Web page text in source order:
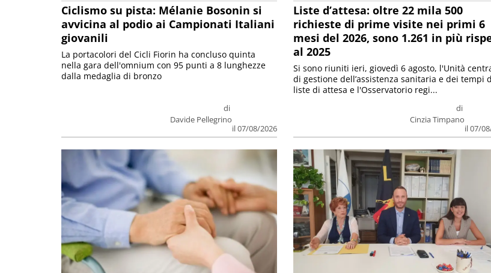
Ciclismo su pista: Mélanie Bosonin si
avvicina al podio ai Campionati Italiani
giovanili
di
Davide Pellegrino
il 07/08/2026
La portacolori del Cicli Fiorin ha concluso quinta
nella gara dell'omnium con 95 punti a 8 lunghezze
dalla medaglia di bronzo
Liste d’attesa: oltre 22 mila 500
richieste di prime visite nei primi 6
mesi del 2026, sono 1.261 in più
al 2025
di
Cinzia Timpano
il 07/
Si sono riuniti ieri, giovedì 6 agosto, l'Unità
di gestione dell’assistenza sanitaria e dei tempi
liste di attesa e l'Osservatorio regi...